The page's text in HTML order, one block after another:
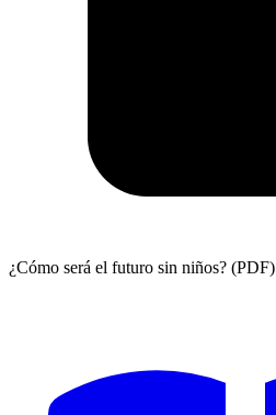
¿Cómo será el futuro sin niños? (PDF)